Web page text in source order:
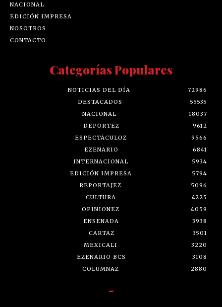
NACIONAL
EDICIÓN IMPRESA
NOSOTROS
CONTACTO
Categorías Populares
NOTICIAS DEL DÍA
72986
DESTACADOS
55535
NACIONAL
18037
DEPORTEZ
9612
ESPECTÁCULOZ
9566
EZENARIO
6841
INTERNACIONAL
5934
EDICIÓN IMPRESA
5794
REPORTAJEZ
5096
CULTURA
4225
OPINIONEZ
4059
ENSENADA
3938
CARTAZ
3501
MEXICALI
3220
EZENARIO BCS
3108
COLUMNAZ
2880
-